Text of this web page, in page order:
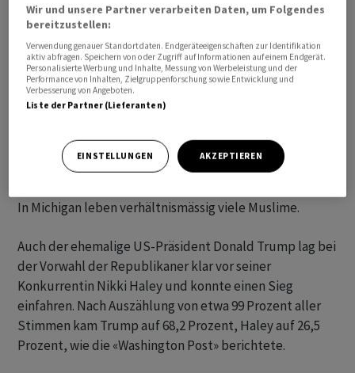
gewonnen, aber eine ungewöhnlich hohe Zahl der
Wählerinnen und Wähler votierte allerdings für
«unentschieden». Der praktisch konkurrenzlose
Amtsinhaber lag US-Medien zufolge nach Auszählung
von etwa 99 Prozent der Stimmen am Mittwochmorgen
mit gut 81 Prozent klar in Führung. Allerdings stimmten
Das ist deutlich mehr als in vergangenen Vorwahlen und
dürfte in grossen Teilen als Protest gegen Bidens
In Michigan leben verhältnismässig viele Muslime.
Auch der ehemalige US-Präsident Donald Trump lag bei
der Vorwahl der Republikaner klar vor seiner
Konkurrentin Nikki Haley und konnte einen Sieg
einfahren. Nach Auszählung von etwa 99 Prozent aller
Stimmen kam Trump auf 68,2 Prozent, Haley auf 26,5
Prozent, wie die «Washington Post» berichtete.
Wir und unsere Partner verarbeiten Daten, um Folgendes
bereitzustellen:
Verwendung genauer Standortdaten. Endgeräteeigenschaften zur Identifikation
aktiv abfragen. Speichern von oder Zugriff auf Informationen auf einem Endgerät.
Personalisierte Werbung und Inhalte, Messung von Werbeleistung und der
Performance von Inhalten, Zielgruppenforschung sowie Entwicklung und
Verbesserung von Angeboten.
Liste der Partner (Lieferanten)
EINSTELLUNGEN AKZEPTIEREN